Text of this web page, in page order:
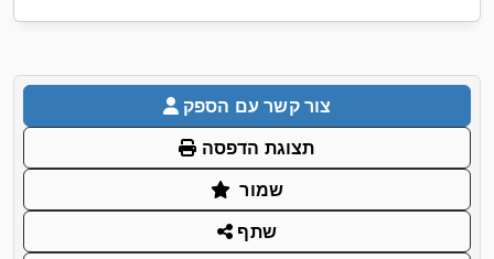
צור קשר עם הספק
תצוגת הדפסה
שמור
שתף